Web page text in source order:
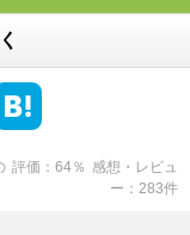
評価 64％ 感想・レビュ
ー
283件